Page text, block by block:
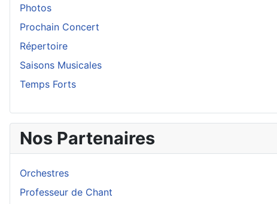
Photos
Prochain Concert
Répertoire
Saisons Musicales
Temps Forts
Nos Partenaires
Orchestres
Professeur de Chant